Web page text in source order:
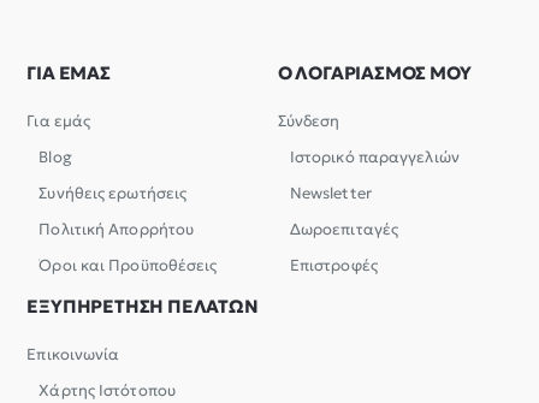
ΓΙΑ ΕΜΑΣ
Για εμάς
Blog
Συνήθεις ερωτήσεις
Πολιτική Απορρήτου
Όροι και Προϋποθέσεις
Ο ΛΟΓΑΡΙΑΣΜΟΣ ΜΟΥ
Σύνδεση
Ιστορικό παραγγελιών
Newsletter
Δωροεπιταγές
Επιστροφές
ΕΞΥΠΗΡΕΤΗΣΗ ΠΕΛΑΤΩΝ
Επικοινωνία
Χάρτης Ιστότοπου